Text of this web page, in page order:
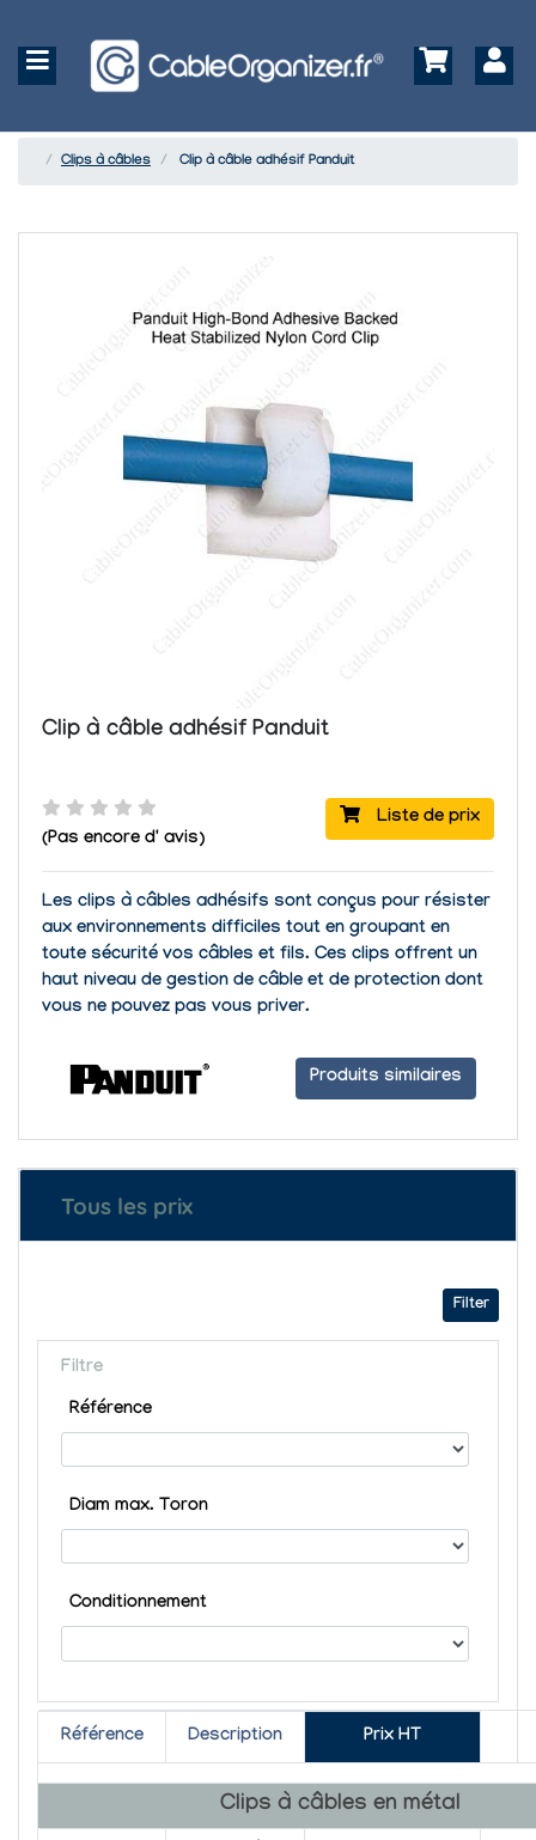
Clips à câbles Clip à câble adhésif Panduit
Clip à câble adhésif Panduit
Liste de prix
(Pas encore d' avis)
Les clips à câbles adhésifs sont conçus pour résister
aux environnements difficiles tout en groupant en
toute sécurité vos câbles et fils. Ces clips offrent un
haut niveau de gestion de câble et de protection dont
vous ne pouvez pas vous priver.
Produits similaires
Tous les prix
Filter
Filtre
Référence
Diam max. Toron
Conditionnement
Référence Description Prix HT
Clips à câbles en métal